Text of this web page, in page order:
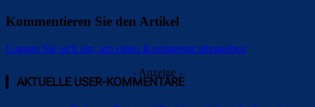
Kommentieren Sie den Artikel
Loggen Sie sich ein, um einen Kommentar abzugeben